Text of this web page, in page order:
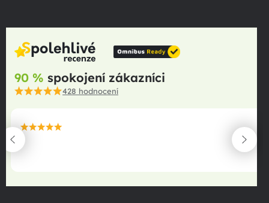
90 % spokojení zákazníci
428 hodnocení
maximální spokojenost
22.06.2025